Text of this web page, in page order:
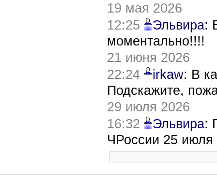
19 мая 2026
12:25
Эльвира:
моментально!!!!
21 июня 2026
22:24
irkaw: В
Подскажите,
29 июля 2026
16:32
Эльвира:
ЧРоссии 25 июля